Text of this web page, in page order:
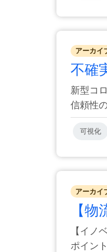
アーカイ
不確
新型コ
信頼性
可視化
アーカイ
【
【イノ
ポイン